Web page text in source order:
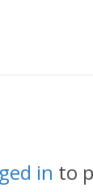
in to